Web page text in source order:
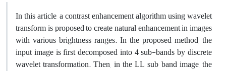
In this article, a contrast enhancement algorithm using wavelet
transform is proposed to create natural enhancement in images
with various brightness ranges. In the proposed method, the
input image is first decomposed into 4 sub-bands by discrete
wavelet transformation. Then, in the LL sub band image, the